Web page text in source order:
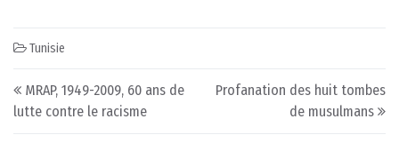
Tunisie
Post navigation
MRAP, 1949-2009, 60 ans de
lutte contre le racisme
Profanation des huit tombes
de musulmans